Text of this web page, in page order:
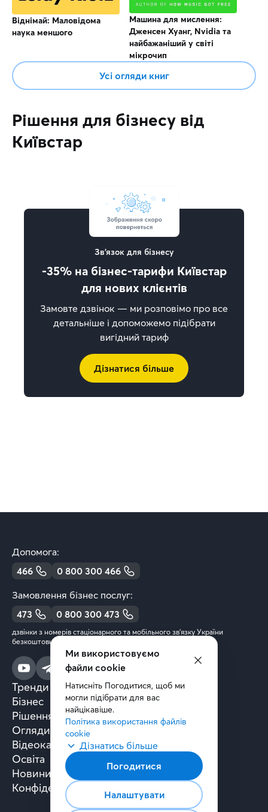
Віднімай: Маловідома
наука меншого
Машина для мислення:
Дженсен Хуанг, Nvidia та
найбажаніший у світі
мікрочип
Усі огляди книг
Рішення для бізнесу від
Київстар
Зв'язок для бізнесу
-35% на бізнес-тарифи Київстар
для нових клієнтів
Замовте дзвінок — ми розповімо про все
детальніше і допоможемо підібрати
вигідний тариф
Дізнатися більше
Допомога:
466
0 800 300 466
Замовлення бізнес послуг:
473
0 800 300 473
дзвінки з номерів стаціонарного та мобільного зв’язку України
безкоштовні
Тренди та аналітика
Бізнес
Рішення та технології
Огляди книг
Відеокасти
Освіта
Новини
Конфіденційність
Ми використовуємо
файли cookie
Натисніть Погодитися, щоб ми
могли підібрати для вас
найцікавіше.
Політика використання файлів
cookie
Дізнатись більше
Погодитися
Налаштувати